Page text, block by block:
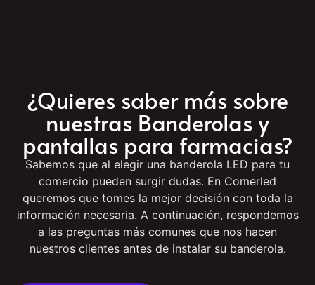
¿Quieres saber más sobre
nuestras Banderolas y
pantallas para farmacias?
Sabemos que al elegir una banderola LED para tu
comercio pueden surgir dudas. En Comerled
queremos que tomes la mejor decisión con toda la
información necesaria. A continuación, respondemos
a las preguntas más comunes que nos hacen